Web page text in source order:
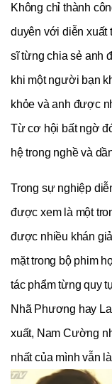
Không chỉ thành
duyên với diễn xuất
sĩ từng chia sẻ anh
khi một người bạn
khỏe và anh được
Từ cơ hội bất ngờ
hệ trong nghề và
Trong sự nghiệp
được xem là một
được nhiều khán
mặt trong bộ phim
tác phẩm từng quy
Nhã Phương hay
xuất, Nam Cường
nhất của mình vẫn